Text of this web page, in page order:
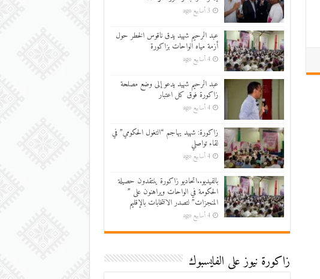
3 أسابيع ago
عبد الرحيم شهيد يدق ناقوس الخطر حول
أزمة مياه الواحات بزاكورة
4 أسابيع ago
عبد الرحيم شهيد يدعو إلى وضع مصلحة
زاكورة فوق كل اعتبار
4 أسابيع ago
زاكورة: شهيد يهاجم “التغول الحكومي” في
لقاء تواصلي
4 أسابيع ago
بالفيديو..اتحاديو زاكورة ينتقدون حصيلة
الحكومة في الواحات ويراهنون على ”
المنجزات” لتصدر الانتخابات بالإقليم
4 أسابيع ago
زاكورة نيوز على الفايسبوك